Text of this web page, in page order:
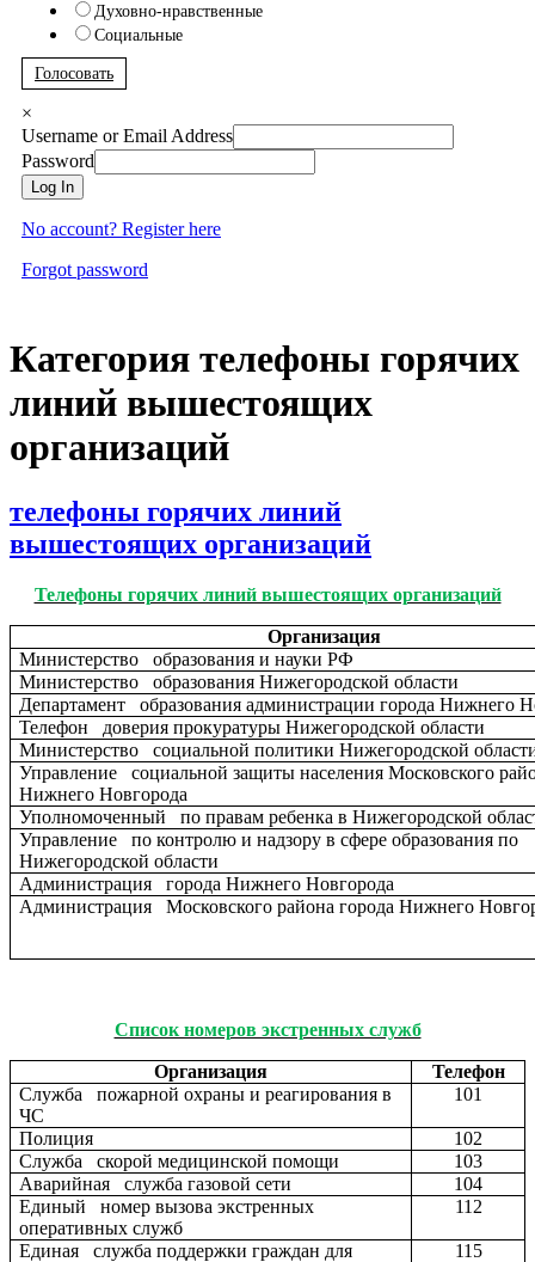
Духовно-нравственные
Социальные
Голосовать
×
Username or Email Address
Password
Log In
No account? Register here
Forgot password
Категория телефоны горячих
линий вышестоящих
организаций
телефоны горячих линий
вышестоящих организаций
Телефоны горячих линий вышестоящих организаций
Организация
Министерство образования и науки РФ
Министерство образования Нижегородской области
Департамент образования администрации города Нижнего
Телефон доверия прокуратуры Нижегородской области
Министерство социальной политики Нижегородской
Управление социальной защиты населения Московского
Нижнего Новгорода
Уполномоченный по правам ребенка в Нижегородской
Управление по контролю и надзору в сфере образования по
Нижегородской области
Администрация города Нижнего Новгорода
Администрация Московского района города Нижнего
Список номеров экстренных служб
Организация
Телефон
Служба пожарной охраны и реагирования в
ЧС
101
Полиция
102
Служба скорой медицинской помощи
103
Аварийная служба газовой сети
104
Единый номер вызова экстренных
оперативных служб
112
Единая служба поддержки граждан для
115